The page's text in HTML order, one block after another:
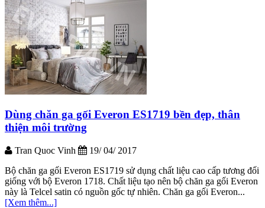
Dùng chăn ga gối Everon ES1719 bền đẹp, thân
thiện môi trường
Tran Quoc Vinh
19/ 04/ 2017
Bộ chăn ga gối Everon ES1719 sử dụng chất liệu cao cấp tương đối
giống với bộ Everon 1718. Chất liệu tạo nên bộ chăn ga gối Everon
này là Telcel satin có nguồn gốc tự nhiên. Chăn ga gối Everon...
[Xem thêm...]